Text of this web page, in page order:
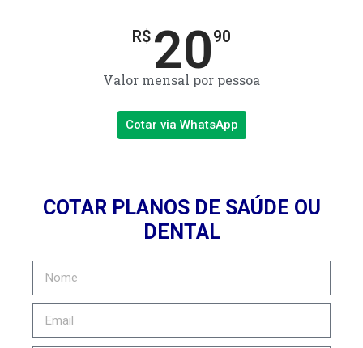
R$ 2090
Valor mensal por pessoa
Cotar via WhatsApp
COTAR PLANOS DE SAÚDE OU
DENTAL